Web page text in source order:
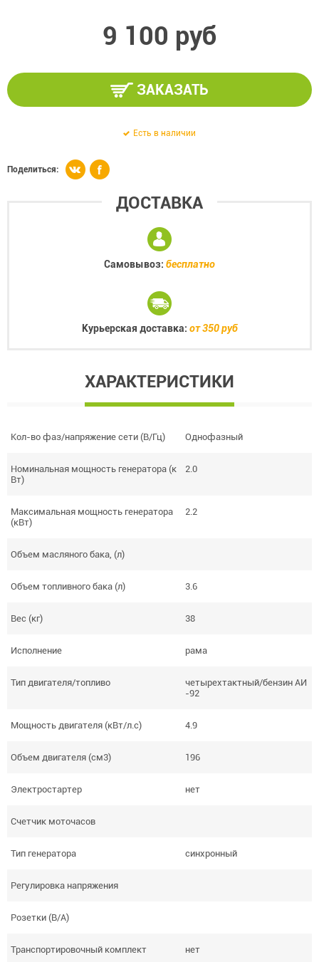
9 100 руб
ЗАКАЗАТЬ
Есть в наличии
Поделиться:
ДОСТАВКА
Самовывоз: бесплатно
Курьерская доставка: от 350 руб
ХАРАКТЕРИСТИКИ
Кол-во фаз/напряжение сети (В/Гц) Однофазный
Номинальная мощность генератора (к
Вт)
2.0
Максимальная мощность генератора
(кВт)
2.2
Объем масляного бака, (л)
Объем топливного бака (л) 3.6
Вес (кг) 38
Исполнение рама
Тип двигателя/топливо
четырехтактный/бензин АИ
-92
Мощность двигателя (кВт/л.с) 4.9
Объем двигателя (см3) 196
Электростартер нет
Счетчик моточасов
Тип генератора синхронный
Регулировка напряжения
Розетки (В/А)
Транспортировочный комплект нет